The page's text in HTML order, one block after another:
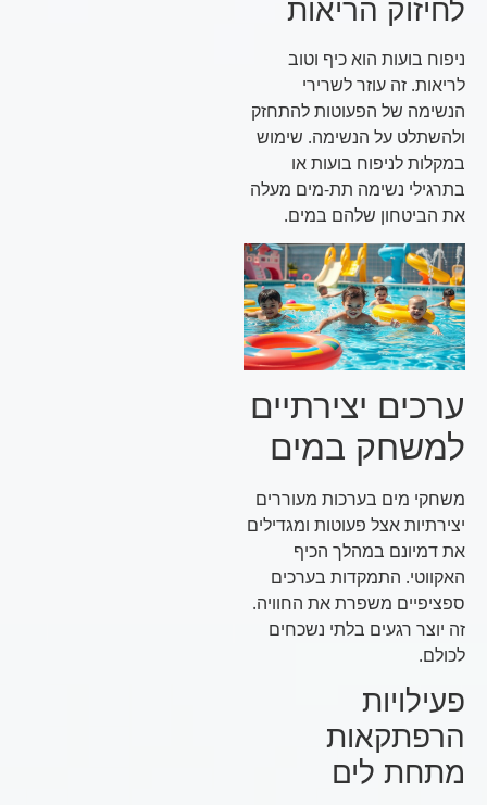
לחיזוק הריאות
ניפוח בועות הוא כיף וטוב
לריאות. זה עוזר לשרירי
הנשימה של הפעוטות להתחזק
ולהשתלט על הנשימה. שימוש
במקלות לניפוח בועות או
בתרגילי נשימה תת-מים מעלה
את הביטחון שלהם במים.
ערכים יצירתיים
למשחק במים
משחקי מים בערכות מעוררים
יצירתיות אצל פעוטות ומגדילים
את דמיונם במהלך הכיף
האקווטי. התמקדות בערכים
ספציפיים משפרת את החוויה.
זה יוצר רגעים בלתי נשכחים
לכולם.
פעילויות
הרפתקאות
מתחת לים